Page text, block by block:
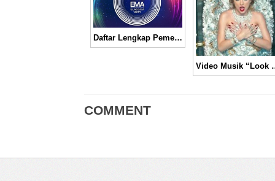
Daftar Lengkap Pemenang dan Nominasi MTV Europe Music Awards (EMA) 2014
Video Musik “Look
COMMENT